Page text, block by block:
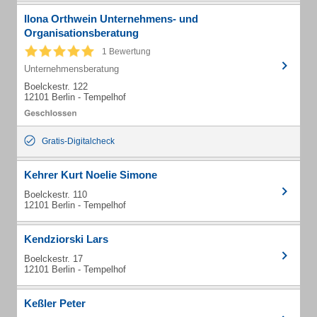
Ilona Orthwein Unternehmens- und
Organisationsberatung
1 Bewertung
Unternehmensberatung
Boelckestr. 122
12101 Berlin - Tempelhof
Gratis-Digitalcheck
Kehrer Kurt Noelie Simone
Boelckestr. 110
12101 Berlin - Tempelhof
Kendziorski Lars
Boelckestr. 17
12101 Berlin - Tempelhof
Keßler Peter